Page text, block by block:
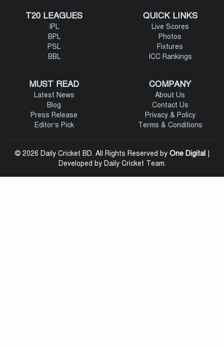
T20 LEAGUES
IPL
BPL
PSL
BBL
QUICK LINKS
Live Scores
Photos
Fixtures
ICC Rankings
MUST READ
Latest News
Blog
Press Release
Editor’s Pick
COMPANY
About Us
Contact Us
Privacy & Policy
Terms & Conditions
© 2026 Daily Cricket BD. All Rights Reserved by One Digital|
Developed by Daily Cricket Team.